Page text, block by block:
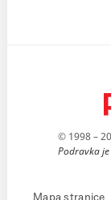
© 1998 –
Podravka
Mapa stranice